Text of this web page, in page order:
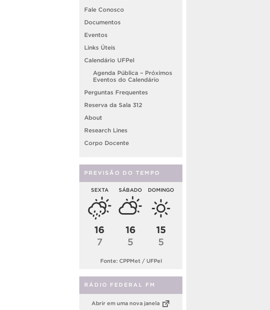
Fale Conosco
Documentos
Eventos
Links Úteis
Calendário UFPel
Agenda Pública – Próximos
Eventos do Calendário
Perguntas Frequentes
Reserva da Sala 312
About
Research Lines
Corpo Docente
PREVISÃO DO TEMPO
SEXTA
16
7
SÁBADO
16
5
DOMINGO
15
5
Fonte: CPPMet / UFPel
RÁDIO FEDERAL FM
Abrir em uma nova janela